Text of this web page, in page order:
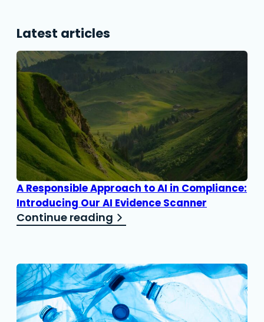
Latest articles
A Responsible Approach to AI in Compliance:
Introducing Our AI Evidence Scanner
Continue reading